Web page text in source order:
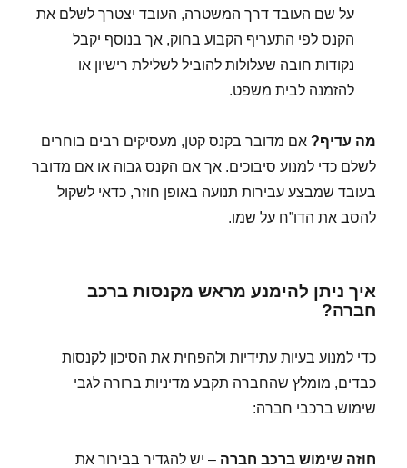
על שם העובד דרך המשטרה, העובד יצטרך לשלם את
הקנס לפי התעריף הקבוע בחוק, אך בנוסף יקבל
נקודות חובה שעלולות להוביל לשלילת רישיון או
להזמנה לבית משפט.
מה עדיף? אם מדובר בקנס קטן, מעסיקים רבים בוחרים
לשלם כדי למנוע סיבוכים. אך אם הקנס גבוה או אם מדובר
בעובד שמבצע עבירות תנועה באופן חוזר, כדאי לשקול
להסב את הדו”ח על שמו.
איך ניתן להימנע מראש מקנסות ברכב
חברה?
כדי למנוע בעיות עתידיות ולהפחית את הסיכון לקנסות
כבדים, מומלץ שהחברה תקבע מדיניות ברורה לגבי
שימוש ברכבי חברה:
חוזה שימוש ברכב חברה – יש להגדיר בבירור את